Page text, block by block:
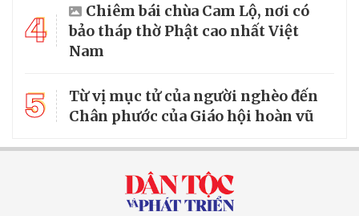
4
Chiêm bái chùa Cam Lộ, nơi có
bảo tháp thờ Phật cao nhất Việt
Nam
5
Từ vị mục tử của người nghèo đến
Chân phước của Giáo hội hoàn vũ